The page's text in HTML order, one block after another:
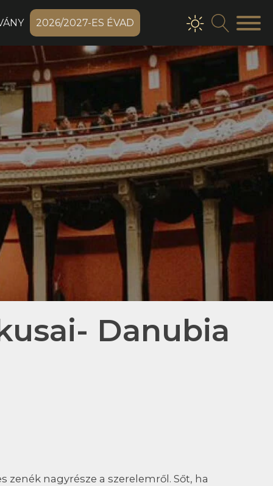
2026/2027-ES ÉVAD
Danubia
zenék nagyrésze a szerelemről. Sőt, ha